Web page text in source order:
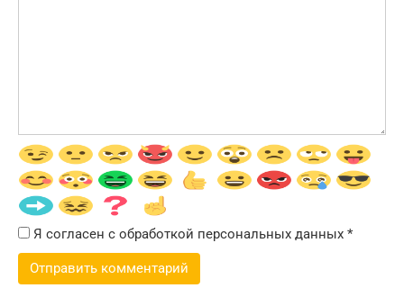
Я согласен с обработкой персональных данных *